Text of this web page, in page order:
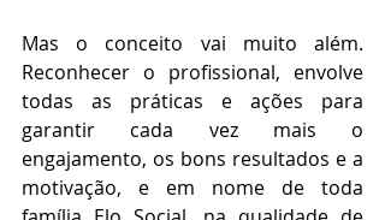
Mas o conceito vai muito além.
Reconhecer o profissional, envolve
todas as práticas e ações para
garantir cada vez mais o
engajamento, os bons resultados e a
motivação, e em nome de toda